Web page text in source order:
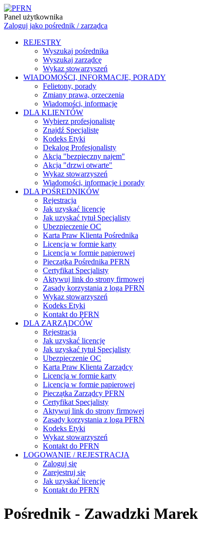
Panel użytkownika
Zaloguj jako pośrednik / zarządca
REJESTRY
Wyszukaj pośrednika
Wyszukaj zarządcę
Wykaz stowarzyszeń
WIADOMOŚCI, INFORMACJE, PORADY
Felietony, porady
Zmiany prawa, orzeczenia
Wiadomości, informacje
DLA KLIENTÓW
Wybierz profesjonalistę
Znajdź Specjalistę
Kodeks Etyki
Dekalog Profesjonalisty
Akcja "bezpieczny najem"
Akcja "drzwi otwarte"
Wykaz stowarzyszeń
Wiadomości, informacje i porady
DLA POŚREDNIKÓW
Rejestracja
Jak uzyskać licencję
Jak uzyskać tytuł Specjalisty
Ubezpieczenie OC
Karta Praw Klienta Pośrednika
Licencja w formie karty
Licencja w formie papierowej
Pieczątka Pośrednika PFRN
Certyfikat Specjalisty
Aktywuj link do strony firmowej
Zasady korzystania z loga PFRN
Wykaz stowarzyszeń
Kodeks Etyki
Kontakt do PFRN
DLA ZARZĄDCÓW
Rejestracja
Jak uzyskać licencję
Jak uzyskać tytuł Specjalisty
Ubezpieczenie OC
Karta Praw Klienta Zarządcy
Licencja w formie karty
Licencja w formie papierowej
Pieczątka Zarządcy PFRN
Certyfikat Specjalisty
Aktywuj link do strony firmowej
Zasady korzystania z loga PFRN
Kodeks Etyki
Wykaz stowarzyszeń
Kontakt do PFRN
LOGOWANIE / REJESTRACJA
Zaloguj się
Zarejestruj się
Jak uzyskać licencję
Kontakt do PFRN
Pośrednik - Zawadzki Marek